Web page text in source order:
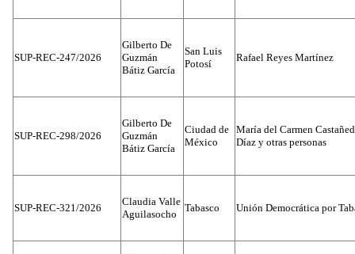
SUP-REC-247/2026
Gilberto De
Guzmán
Bátiz García
San Luis
Potosí
Rafael Reyes Martínez
SUP-REC-298/2026
Gilberto De
Guzmán
Bátiz García
Ciudad de
México
María del Carmen
Díaz y otras personas
SUP-REC-321/2026
Claudia Valle
Aguilasocho
Tabasco Unión Democrática por